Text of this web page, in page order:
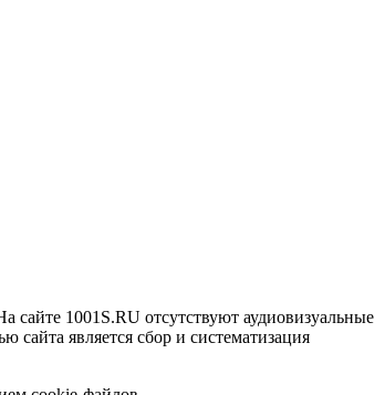
1001S.RU отсутствуют аудиовизуальные
сайта является сбор и систематизация